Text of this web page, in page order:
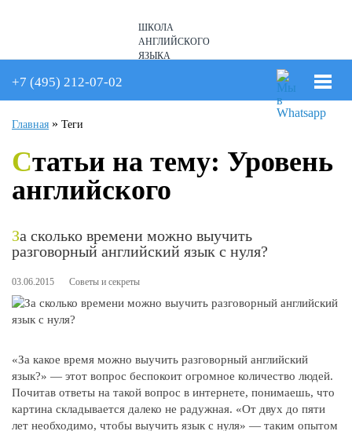
ШКОЛА
АНГЛИЙСКОГО
ЯЗЫКА
+7 (926) 234-13-29
+7 (495) 212-07-02
Главная » Теги
Статьи на тему: Уровень
английского
За сколько времени можно выучить
разговорный английский язык с нуля?
03.06.2015 Советы и секреты
«За какое время можно выучить разговорный английский
язык?» — этот вопрос беспокоит огромное количество людей.
Почитав ответы на такой вопрос в интернете, понимаешь, что
картина складывается далеко не радужная. «От двух до пяти
лет необходимо, чтобы выучить язык с нуля» — таким опытом